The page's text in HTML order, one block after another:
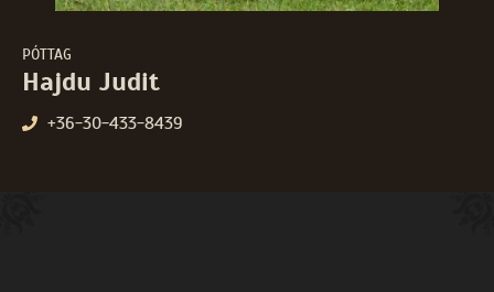
PÓTTAG
Hajdu Judit
+36-30-433-8439